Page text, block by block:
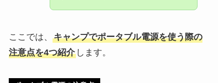
ここでは、 キャンプでポータブル電源を使う際の
注意点を4つ紹介します。